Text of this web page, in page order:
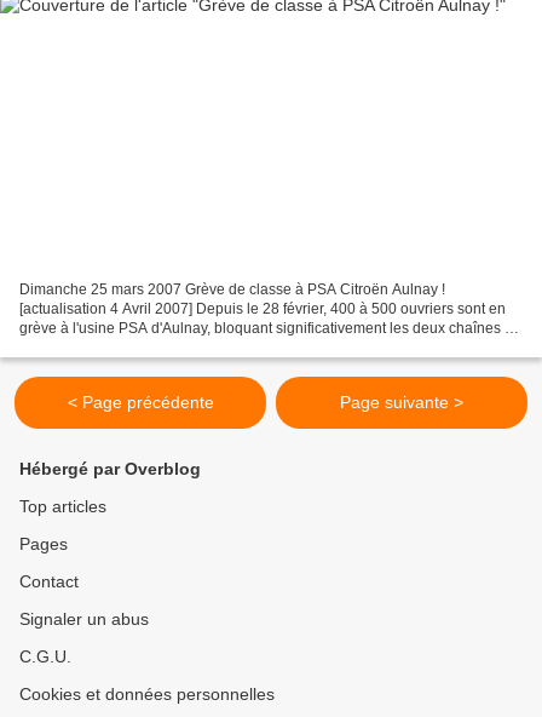
Dimanche 25 mars 2007 Grève de classe à PSA Citroën Aulnay !
[actualisation 4 Avril 2007] Depuis le 28 février, 400 à 500 ouvriers sont en
grève à l'usine PSA d'Aulnay, bloquant significativement les deux chaînes de
< Page précédente Page suivante >
Hébergé par Overblog
Top articles
Pages
Contact
Signaler un abus
C.G.U.
Cookies et données personnelles